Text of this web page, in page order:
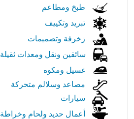
طبخ ومطاعم
تبريد وتكييف
زخرفة وتصميمات
سائقين ونقل ومعدات ثقيلة
غسيل ومكوه
مصاعد وسلالم متحركة
سيارات
أعمال حديد ولحام وخراطة